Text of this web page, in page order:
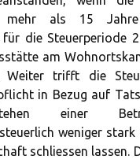
mehr als 15
für die Steuerperiode
am
Weiter trifft die
in Bezug auf
einer
weniger
schliessen lassen.